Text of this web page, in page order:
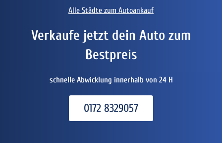
Alle Städte zum Autoankauf
Verkaufe jetzt dein Auto zum
Bestpreis
schnelle Abwicklung innerhalb von 24 H
0172 8329057